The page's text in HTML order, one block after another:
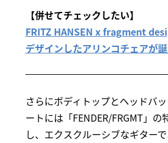
【併せてチェックしたい】
FRITZ HANSEN x fragment
デザインしたアリンコチェアが
さらにボディトップとヘッドバ
ートには「FENDER/FRGMT」の
し、エクスクルーシブなギター